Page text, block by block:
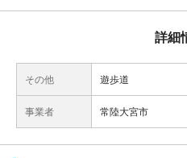
詳細
その他 遊歩道
事業者 常陸大宮市